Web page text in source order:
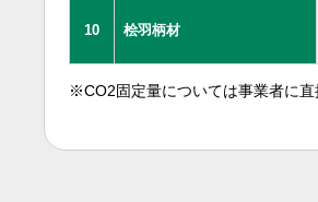
10 桧羽柄材
※CO2固定量については事業者に